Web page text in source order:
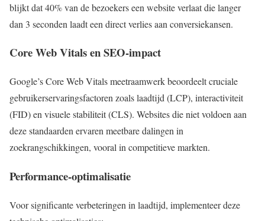
blijkt dat 40% van de bezoekers een website verlaat die langer
dan 3 seconden laadt een direct verlies aan conversiekansen.
Core Web Vitals en SEO-impact
Google’s Core Web Vitals meetraamwerk beoordeelt cruciale
gebruikerservaringsfactoren zoals laadtijd (LCP), interactiviteit
(FID) en visuele stabiliteit (CLS). Websites die niet voldoen aan
deze standaarden ervaren meetbare dalingen in
zoekrangschikkingen, vooral in competitieve markten.
Performance-optimalisatie
Voor significante verbeteringen in laadtijd, implementeer deze